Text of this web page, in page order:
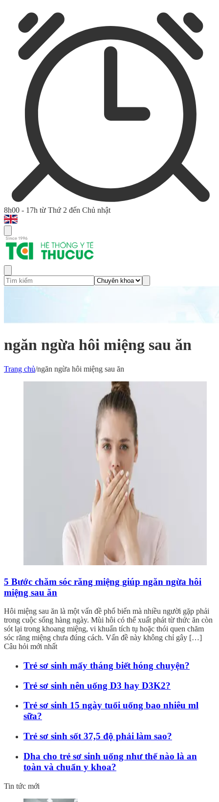
8h00 - 17h từ Thứ 2 đến Chủ nhật
ngăn ngừa hôi miệng sau ăn
Trang chủ/ngăn ngừa hôi miệng sau ăn
5 Bước chăm sóc răng miệng giúp ngăn ngừa hôi
miệng sau ăn
Hôi miệng sau ăn là một vấn đề phổ biến mà nhiều người gặp phải
trong cuộc sống hàng ngày. Mùi hôi có thể xuất phát từ thức ăn còn
sót lại trong khoang miệng, vi khuẩn tích tụ hoặc thói quen chăm
sóc răng miệng chưa đúng cách. Vấn đề này không chỉ gây […]
Câu hỏi mới nhất
Trẻ sơ sinh mấy tháng biết hóng chuyện?
Trẻ sơ sinh nên uống D3 hay D3K2?
Trẻ sơ sinh 15 ngày tuổi uống bao nhiêu ml
sữa?
Trẻ sơ sinh sốt 37,5 độ phải làm sao?
Dha cho trẻ sơ sinh uống như thế nào là an
toàn và chuẩn y khoa?
Tin tức mới